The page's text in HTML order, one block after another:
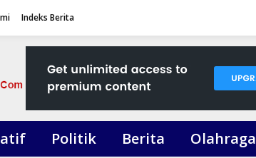
Indeks Berita
Politik Berita Olahraga